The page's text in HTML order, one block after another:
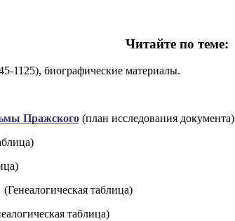
Читайте по теме:
1125), биографические материалы.
Пражского(план исследования документа)
(Генеалогическая таблица)
таблица)